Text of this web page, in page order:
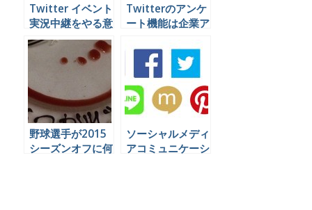
Twitter イベント
実況中継をやる意
味とは
Twitterのアンケ
ート機能は企業ア
うといいと思うん
やけど
野球選手が2015
シーズンオフに何
ソーシャルメディ
アコミュニケーシ